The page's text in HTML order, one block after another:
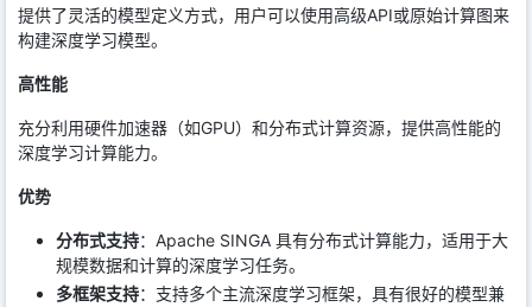
提供了灵活的模型定义方式，用户可以使用高级API或原始计算图来
构建深度学习模型。
高性能
充分利用硬件加速器（如GPU）和分布式计算资源，提供高性能的
深度学习计算能力。
优势
分布式支持：Apache SINGA 具有分布式计算能力，适用于大
规模数据和计算的深度学习任务。
多框架支持：支持多个主流深度学习框架，具有很好的模型兼